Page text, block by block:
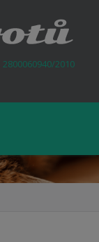
2800060940/2010